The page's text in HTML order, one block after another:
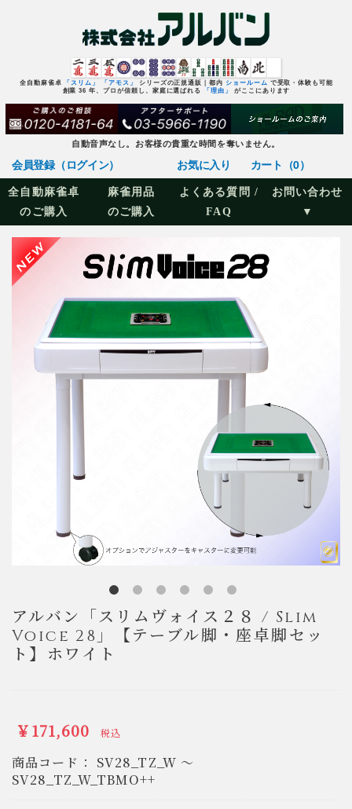
全自動麻雀卓 「スリム」 「アモス」 シリーズの正規通販｜都内 ショールーム で受取・体験も可能
創業 36 年、プロが信頼し、家庭に選ばれる 「理由」 がここにあります
自動音声なし。お客様の貴重な時間を奪いません。
会員登録（ログイン） お気に入り カート（0）
全自動麻雀卓
のご購入
麻雀用品
のご購入
よくある質問 /
FAQ
お問い合わせ
▼
アルバン「スリムヴォイス２８ / Slim
Voice 28」【テーブル脚・座卓脚セッ
ト】ホワイト
￥171,600 税込
商品コード： SV28_TZ_W ～
SV28_TZ_W_TBMO++